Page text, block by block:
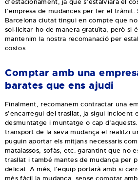
l’empresa de mudances per fer el tràmit.
Barcelona ciutat tingui en compte que
sol·licitar-ho de manera gratuïta, però si
mantenim la nostra recomanació per
costos.
Comptar amb una
barates que ens ajudi
Finalment, recomanem contractar una
s’encarregui del trasllat, ja sigui incloent
desmuntatge i muntatge o cap
transport de la seva mudança el realitzi
puguin aportar els mitjans necessaris
matalassos, sofàs, etc. garantint que no
trasllat i també mantes de mudança per
delicat. A més, l’equip portarà amb si
més fàcil la mudança, sense comptar